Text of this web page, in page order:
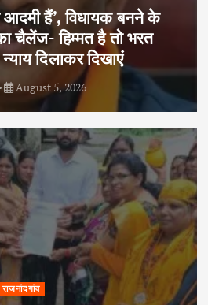
आदमी हैं’, विधायक बनने के
चैलेंज- हिम्मत है तो भरत
न्याय दिलाकर दिखाएं
August 5, 2026
राजनांदगांव